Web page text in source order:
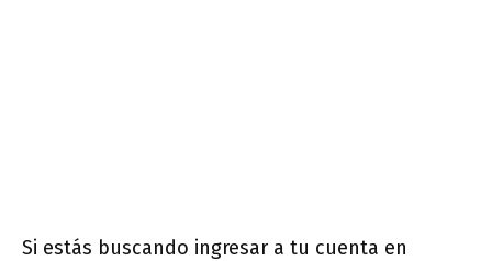
Si estás buscando ingresar a tu cuenta en